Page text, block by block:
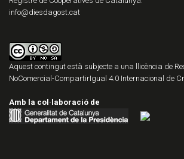
info@diesdagost.cat
Aquest contingut està subjecte a una llicència de
NoComercial-CompartirIgual 4.0 Internacional de
Amb la col·laboració de